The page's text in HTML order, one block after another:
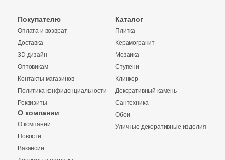
Купить в 1 клик
Покупателю
Оплата и возврат
Доставка
3D дизайн
Оптовикам
Контакты магазинов
Политика конфиденциальности
Реквизиты
О компании
О компании
Новости
Вакансии
Каталог
Плитка
Керамогранит
Мозаика
Ступени
Клинкер
Декоративный камень
Сантехника
Обои
Уличные декоративные изделия